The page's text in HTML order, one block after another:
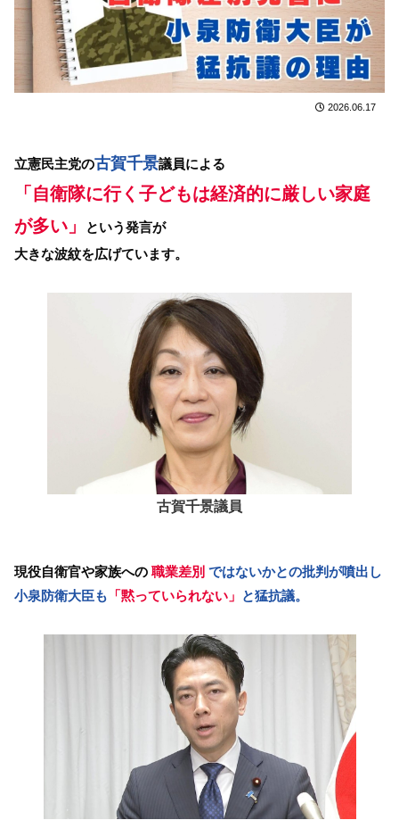
2026.06.17
立憲民主党の古賀千景議員による
「自衛隊に行く子どもは経済的に厳しい家庭
が多い」
という発言が
大きな波紋を広げています。
古賀千景議員
現役自衛官や家族への 職業差別 ではないかとの批判が噴出し
小泉防衛大臣も 「黙っていられない」 と猛抗議。